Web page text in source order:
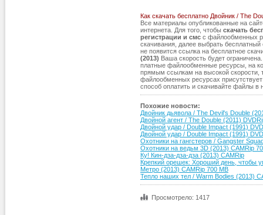
Как скачать бесплатно Двойник / The
Все материалы опубликованные на
интернета. Для того, чтобы скачать
регистрации и смс с файлообменных
скачивания, далее выбрать бесплатный
не появится ссылка на бесплатное
(2013) Ваша скорость будет
платные файлообменные ресурсы, на
прямым ссылкам на высокой скорости,
файлообменных ресурсах
способ оплатить и скачивайте файлы в
Похожие новости:
Двойник дьявола / The Devil's Double
Двойной агент / The Double (2011)
Двойной удар / Double Impact (1991)
Двойной удар / Double Impact (1991)
Охотники на гангстеров / Gangster
Охотники на ведьм 3D (2013) CAMRip
Ку! Кин-дза-дза-дза (2013) CAMRip
Крепкий орешек: Хороший день, чтобы
Метро (2013) CAMRip 700 MB
Тепло наших тел / Warm Bodies (2013)
Просмотрело: 1417